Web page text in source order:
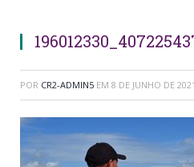
POR CR2-ADMIN5 EM 8 DE JUNHO DE 2021